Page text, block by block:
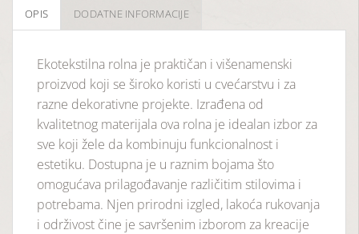
OPIS DODATNE INFORMACIJE
Ekotekstilna rolna je praktičan i višenamenski
proizvod koji se široko koristi u cvećarstvu i za
razne dekorativne projekte. Izrađena od
kvalitetnog materijala ova rolna je idealan izbor za
sve koji žele da kombinuju funkcionalnost i
estetiku. Dostupna je u raznim bojama što
omogućava prilagođavanje različitim stilovima i
potrebama. Njen prirodni izgled, lakoća rukovanja
i održivost čine je savršenim izborom za kreacije